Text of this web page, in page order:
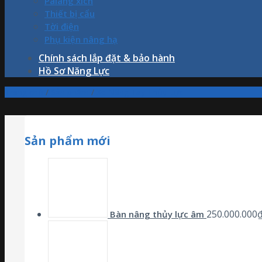
Thiết bị cẩu
Tời điện
Phụ kiện nâng hạ
Chính sách lắp đặt & bảo hành
Hồ Sơ Năng Lực
/ /
Sản phẩm mới
Bàn nâng thủy lực âm 250.000.000